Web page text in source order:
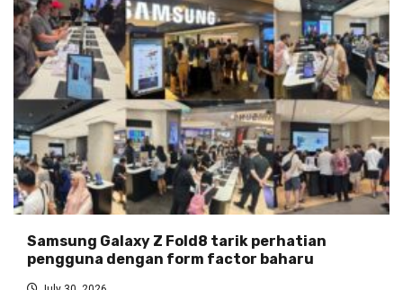
Samsung Galaxy Z Fold8 tarik perhatian
pengguna dengan form factor baharu